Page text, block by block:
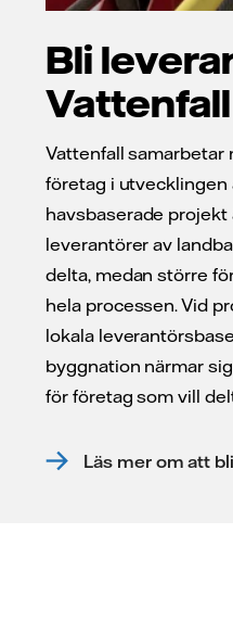
Bli
Vattenfall
Vattenfall samarbetar
företag i utvecklingen
havsbaserade
leverantörer av
delta, medan större
hela processen. Vid
lokala
byggnation närmar
för företag som vill
Läs mer om att